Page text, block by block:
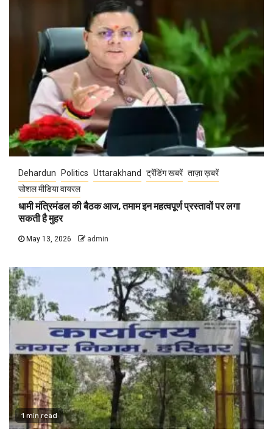
Dehardun Politics Uttarakhand ट्रेंडिंग खबरें ताज़ा ख़बरें
सोशल मीडिया वायरल
धामी मंत्रिमंडल की बैठक आज, तमाम इन महत्वपूर्ण प्रस्तावों पर लगा
सकती है मुहर
May 13, 2026 admin
1 min read